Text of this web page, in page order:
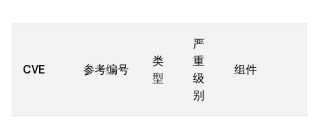
CVE 参考编号
类
型
严
重
级
别
组件